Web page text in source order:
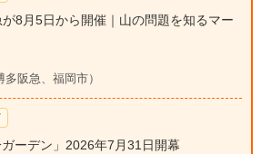
8月5日から開催｜山の問題を知るマー
阪急、福岡市）
ーデン」2026年7月31日開幕